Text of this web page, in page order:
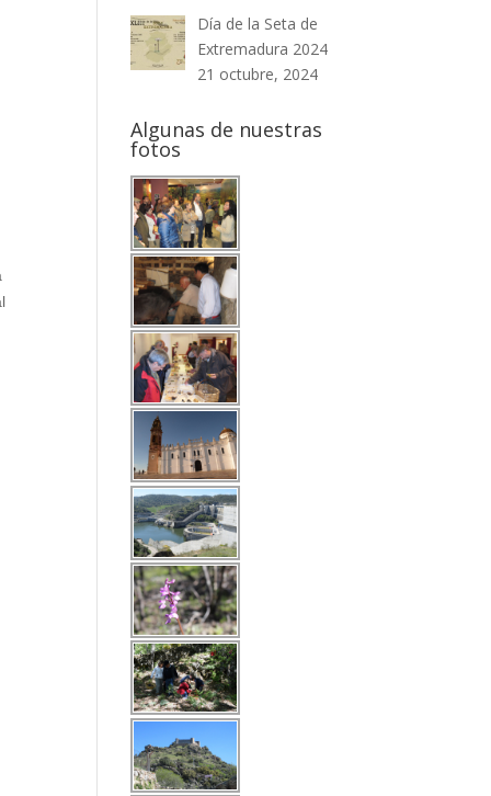
Día de la Seta de
Extremadura 2024
21 octubre, 2024
Algunas de nuestras
fotos